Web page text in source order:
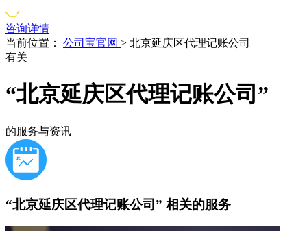
咨询详情
当前位置：
公司宝官网 > 北京延庆区代理记账公司
有关
“北京延庆区代理记账公司”
的服务与资讯
“北京延庆区代理记账公司” 相关的服务